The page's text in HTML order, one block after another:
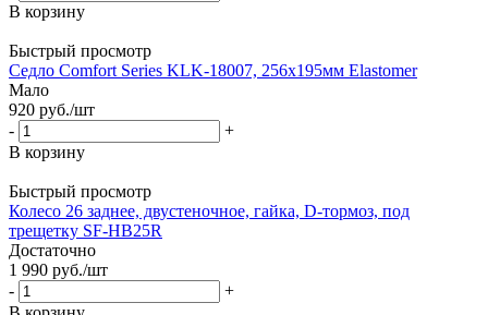
В корзину
Быстрый просмотр
Седло Comfort Series KLK-18007, 256х195мм Elastomer
Мало
920 руб./шт
-
+
В корзину
Быстрый просмотр
Колесо 26 заднее, двустеночное, гайка, D-тормоз, под
трещетку SF-HB25R
Достаточно
1 990 руб./шт
-
+